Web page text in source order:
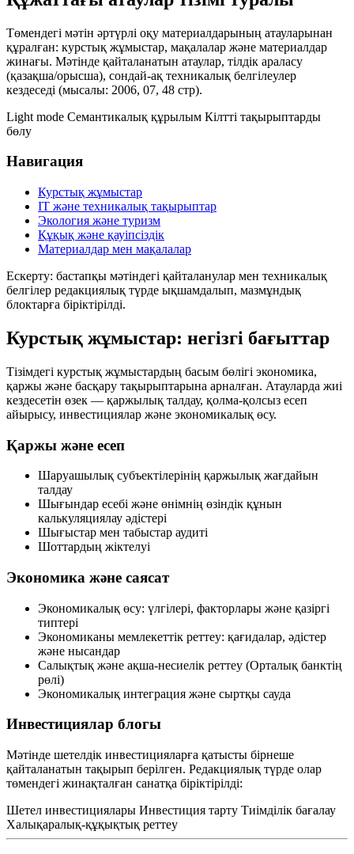
Төмендегі мәтін әртүрлі оқу материалдарының атауларынан
құралған: курстық жұмыстар, мақалалар және материалдар
жинағы. Мәтінде қайталанатын атаулар, тілдік араласу
(қазақша/орысша), сондай-ақ техникалық белгілеулер
кездеседі (мысалы: 2006, 07, 48 стр).
Light mode Семантикалық құрылым Кілтті тақырыптарды
бөлу
Навигация
Курстық жұмыстар
IT және техникалық тақырыптар
Экология және туризм
Құқық және қауіпсіздік
Материалдар мен мақалалар
Ескерту: бастапқы мәтіндегі қайталанулар мен техникалық
белгілер редакциялық түрде ықшамдалып, мазмұндық
блоктарға біріктірілді.
Курстық жұмыстар: негізгі бағыттар
Тізімдегі курстық жұмыстардың басым бөлігі экономика,
қаржы және басқару тақырыптарына арналған. Атауларда жиі
кездесетін өзек — қаржылық талдау, қолма-қолсыз есеп
айырысу, инвестициялар және экономикалық өсу.
Қаржы және есеп
Шаруашылық субъектілерінің қаржылық жағдайын
талдау
Шығындар есебі және өнімнің өзіндік құнын
калькуляциялау әдістері
Шығыстар мен табыстар аудиті
Шоттардың жіктелуі
Экономика және саясат
Экономикалық өсу: үлгілері, факторлары және қазіргі
типтері
Экономиканы мемлекеттік реттеу: қағидалар, әдістер
және нысандар
Салықтық және ақша-несиелік реттеу (Орталық банктің
рөлі)
Экономикалық интеграция және сыртқы сауда
Инвестициялар блогы
Мәтінде шетелдік инвестицияларға қатысты бірнеше
қайталанатын тақырып берілген. Редакциялық түрде олар
төмендегі жинақталған санатқа біріктірілді:
Шетел инвестициялары Инвестиция тарту Тиімділік бағалау
Халықаралық-құқықтық реттеу